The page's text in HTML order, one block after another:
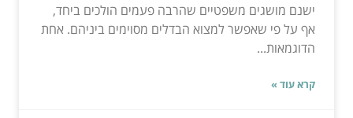
ישנם מושגים משפטיים שהרבה פעמים הולכים ביחד,
אף על פי שאפשר למצוא הבדלים מסוימים ביניהם. אחת
הדוגמאות...
קרא עוד »